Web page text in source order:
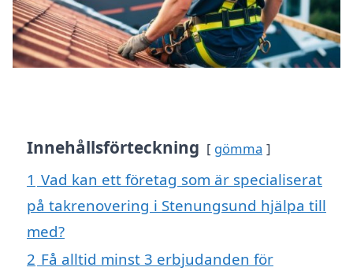
Innehållsförteckning gömma
1 Vad kan ett företag som är specialiserat
på takrenovering i Stenungsund hjälpa till
med?
2 Få alltid minst 3 erbjudanden för